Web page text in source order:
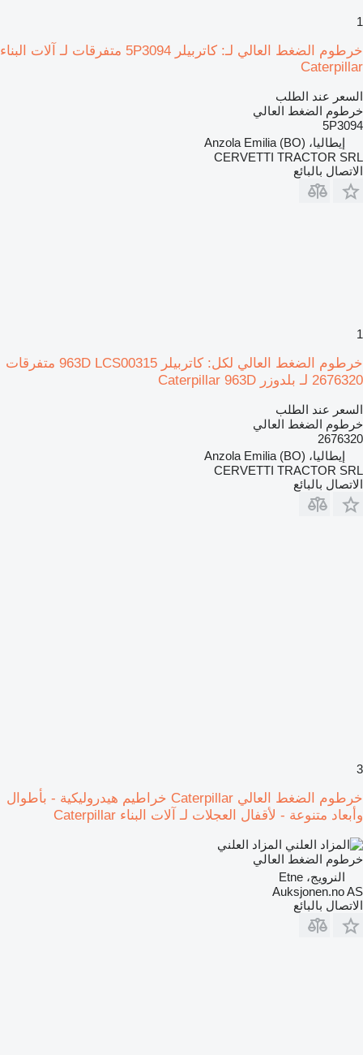
1
خرطوم الضغط العالي لـ: كاتربيلر 5P3094 متفرقات لـ آلات البناء
Caterpillar
السعر عند الطلب
خرطوم الضغط العالي
5P3094
إيطاليا، Anzola Emilia (BO)
CERVETTI TRACTOR SRL
الاتصال بالبائع
1
خرطوم الضغط العالي لكل: كاتربيلر 963D LCS00315 متفرقات
2676320 لـ بلدوزر Caterpillar 963D
السعر عند الطلب
خرطوم الضغط العالي
2676320
إيطاليا، Anzola Emilia (BO)
CERVETTI TRACTOR SRL
الاتصال بالبائع
3
خرطوم الضغط العالي Caterpillar خراطيم هيدروليكية - بأطوال
وأبعاد متنوعة - لأقفال العجلات لـ آلات البناء Caterpillar
المزاد العلني
خرطوم الضغط العالي
النرويج، Etne
Auksjonen.no AS
الاتصال بالبائع